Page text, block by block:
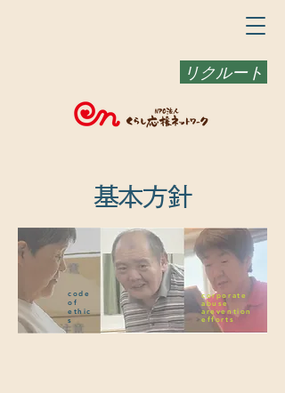
リクルート
​基本方針
code of
conduct
code
of
ethic
s
corporate
abuse
arevention
efforts